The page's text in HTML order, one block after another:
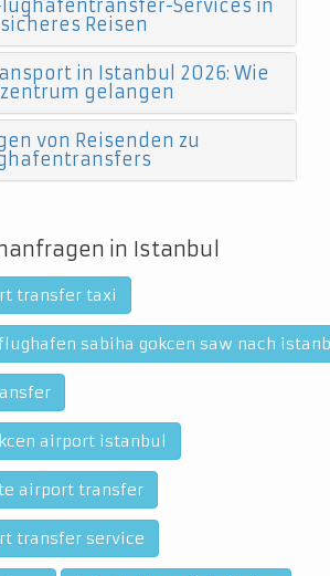
Services in
Reisen
in Istanbul 2026: Wie
gelangen
von Reisenden zu
in Istanbul
transfer taxi
sabiha gokcen saw nach
airport istanbul
airport transfer
transfer service